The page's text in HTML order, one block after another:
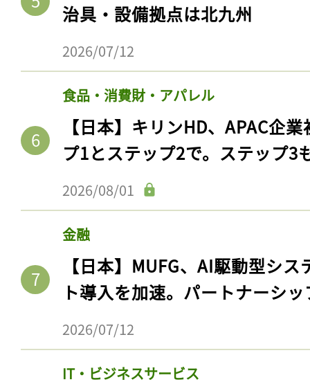
治具・設備拠点は北九州
2026/07/12
食品・消費財・アパレル
【日本】キリンHD、APAC企
プ1とステップ2で。ステップ3
2026/08/01
金融
【日本】MUFG、AI駆動型シ
ト導入を加速。パートナーシ
2026/07/12
IT・ビジネスサービス